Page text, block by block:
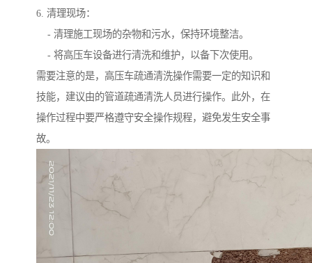
6. 清理现场：
- 清理施工现场的杂物和污水，保持环境整洁。
- 将高压车设备进行清洗和维护，以备下次使用。
需要注意的是，高压车疏通清洗操作需要一定的知识和
技能，建议由的管道疏通清洗人员进行操作。此外，在
操作过程中要严格遵守安全操作规程，避免发生安全事
故。